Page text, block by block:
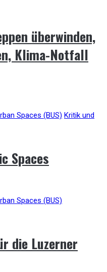
überwinden,
Klima-Notfall
Spaces (BUS) Kritik und
Spaces
Spaces (BUS)
die Luzerner